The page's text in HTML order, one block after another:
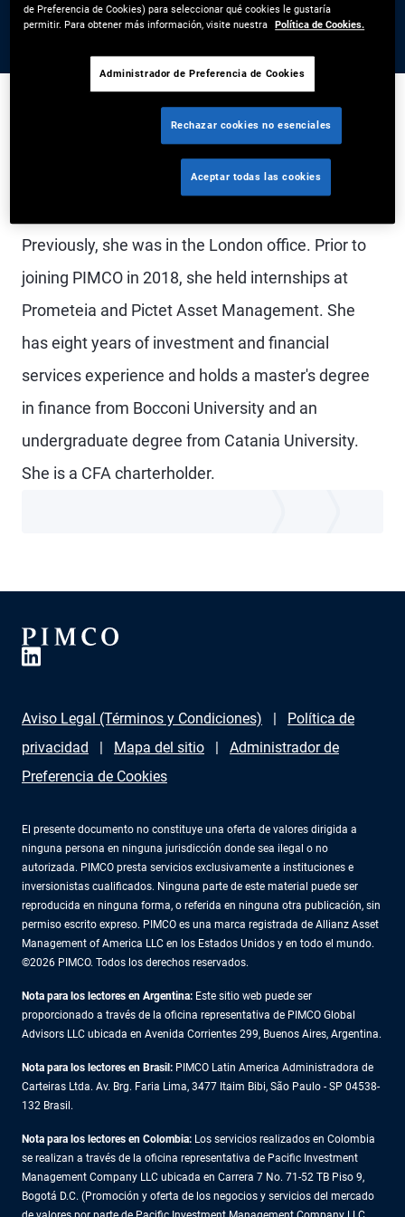
Ms. Arcuria is a vice president and account
manager in the Milan office and a member of the
Previously, she was in the London office. Prior to
joining PIMCO in 2018, she held internships at
Prometeia and Pictet Asset Management. She
has eight years of investment and financial
services experience and holds a master's degree
in finance from Bocconi University and an
undergraduate degree from Catania University.
She is a CFA charterholder.
Aviso Legal (Términos y Condiciones)
Política de
privacidad
Mapa del sitio
Administrador de
Preferencia de Cookies
El presente documento no constituye una oferta de valores dirigida a
ninguna persona en ninguna jurisdicción donde sea ilegal o no
autorizada. PIMCO presta servicios exclusivamente a instituciones e
inversionistas cualificados. Ninguna parte de este material puede ser
reproducida en ninguna forma, o referida en ninguna otra publicación, sin
permiso escrito expreso. PIMCO es una marca registrada de Allianz Asset
Management of America LLC en los Estados Unidos y en todo el mundo.
©2026 PIMCO. Todos los derechos reservados.
Nota para los lectores en Argentina: Este sitio web puede ser
proporcionado a través de la oficina representativa de PIMCO Global
Advisors LLC ubicada en Avenida Corrientes 299, Buenos Aires, Argentina.
Nota para los lectores en Brasil: PIMCO Latin America Administradora de
Carteiras Ltda. Av. Brg. Faria Lima, 3477 Itaim Bibi, São Paulo - SP 04538-
132 Brasil.
Nota para los lectores en Colombia: Los servicios realizados en Colombia
se realizan a través de la oficina representativa de Pacific Investment
Management Company LLC ubicada en Carrera 7 No. 71-52 TB Piso 9,
Bogotá D.C. (Promoción y oferta de los negocios y servicios del mercado
de Preferencia de Cookies) para seleccionar qué cookies le gustaría
permitir. Para obtener más información, visite nuestra Política de Cookies.
Administrador de Preferencia de Cookies
Rechazar cookies no esenciales
Aceptar todas las cookies